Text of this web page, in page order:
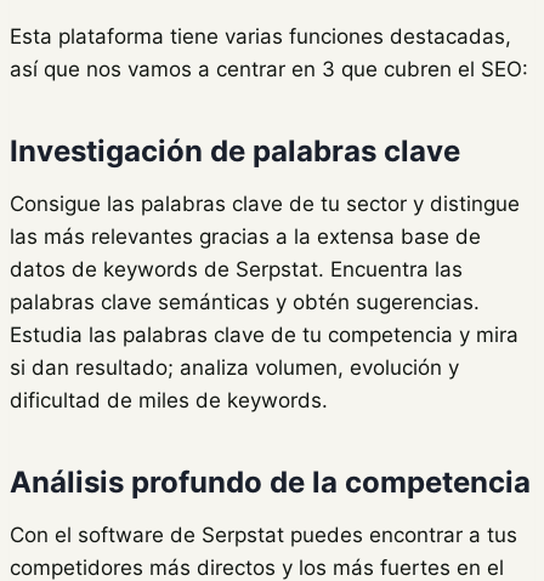
Esta plataforma tiene varias funciones destacadas,
así que nos vamos a centrar en 3 que cubren el SEO:
Investigación de palabras clave
Consigue las palabras clave de tu sector y distingue
las más relevantes gracias a la extensa base de
datos de keywords de Serpstat. Encuentra las
palabras clave semánticas y obtén sugerencias.
Estudia las palabras clave de tu competencia y mira
si dan resultado; analiza volumen, evolución y
dificultad de miles de keywords.
Análisis profundo de la competencia
Con el software de Serpstat puedes encontrar a tus
competidores más directos y los más fuertes en el